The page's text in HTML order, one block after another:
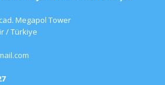
Megapol Tower
/ Türkiye